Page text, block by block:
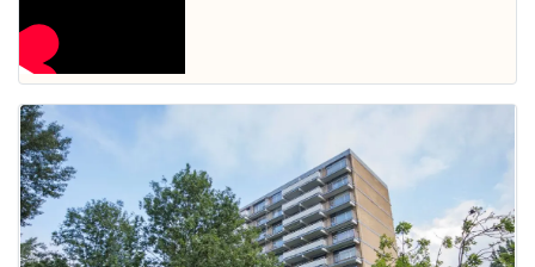
waarschijnlijk
al verhuurd
Om kans te
maken moet je
binnen 15
minuten